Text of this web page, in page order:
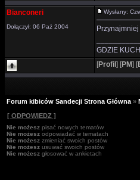
Bianconeri
Dołączył: 06 Paź 2004
Wysłany:
GDZIE
[Profil ] [PM] [
Forum kibiców Sandecji Strona Główna »
[ ODPOWIEDZ ]
Nie możesz pisać nowych tematów
Nie możesz odpowiadać w tematach
Nie możesz zmieniać swoich postów
Nie możesz usuwać swoich postów
Nie możesz głosować w ankietach